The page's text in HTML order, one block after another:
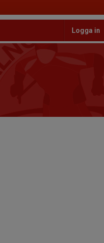
Logga in